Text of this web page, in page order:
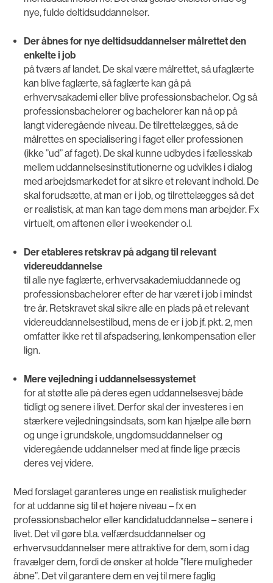
nye, fulde deltidsuddannelser.
Der åbnes for nye deltidsuddannelser målrettet den
enkelte i job
på tværs af landet. De skal være målrettet, så ufaglærte
kan blive faglærte, så faglærte kan gå på
erhvervsakademi eller blive professionsbachelor. Og så
professionsbachelorer og bachelorer kan nå op på
langt videregående niveau. De tilrettelægges, så de
målrettes en specialisering i faget eller professionen
(ikke ”ud” af faget). De skal kunne udbydes i fællesskab
mellem uddannelsesinstitutionerne og udvikles i dialog
med arbejdsmarkedet for at sikre et relevant indhold. De
skal forudsætte, at man er i job, og tilrettelægges så det
er realistisk, at man kan tage dem mens man arbejder. Fx
virtuelt, om aftenen eller i weekender o.l.
Der etableres retskrav på adgang til relevant
videreuddannelse
til alle nye faglærte, erhvervsakademiuddannede og
professionsbachelorer efter de har været i job i mindst
tre år. Retskravet skal sikre alle en plads på et relevant
videreuddannelsestilbud, mens de er i job jf. pkt. 2, men
omfatter ikke ret til afspadsering, lønkompensation eller
lign.
Mere vejledning i uddannelsessystemet
for at støtte alle på deres egen uddannelsesvej både
tidligt og senere i livet. Derfor skal der investeres i en
stærkere vejledningsindsats, som kan hjælpe alle børn
og unge i grundskole, ungdomsuddannelser og
videregående uddannelser med at finde lige præcis
deres vej videre.
Med forslaget garanteres unge en realistisk muligheder
for at uddanne sig til et højere niveau – fx en
professionsbachelor eller kandidatuddannelse – senere i
livet. Det vil gøre bl.a. velfærdsuddannelser og
erhvervsuddannelser mere attraktive for dem, som i dag
fravælger dem, fordi de ønsker at holde ”flere muligheder
åbne”. Det vil garantere dem en vej til mere faglig